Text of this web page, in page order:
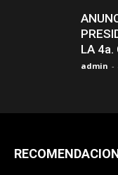
LA 4a.
admin -